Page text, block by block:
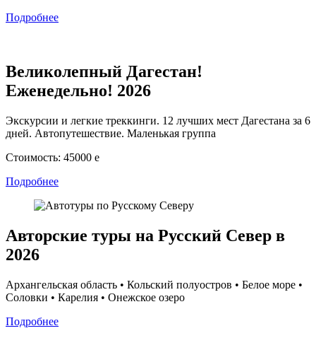
Подробнее
Великолепный Дагестан!
Еженедельно! 2026
Экскурсии и легкие треккинги. 12 лучших мест Дагестана за 6
дней. Автопутешествие. Маленькая группа
Стоимость: 45000 e
Подробнее
Авторские туры на Русский Север в
2026
Архангельская область • Кольский полуостров • Белое море •
Соловки • Карелия • Онежское озеро
Подробнее